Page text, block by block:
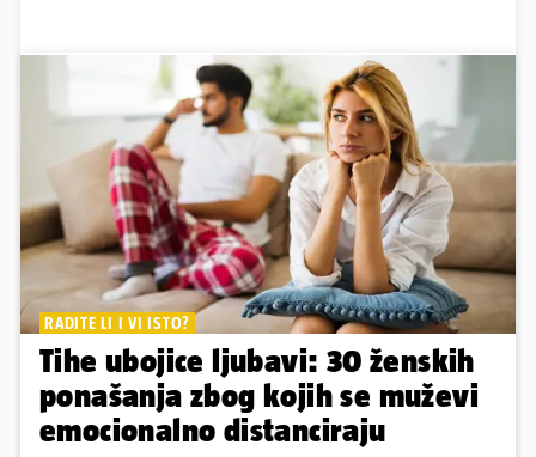
RADITE LI I VI ISTO?
Tihe ubojice ljubavi: 30 ženskih
ponašanja zbog kojih se muževi
emocionalno distanciraju